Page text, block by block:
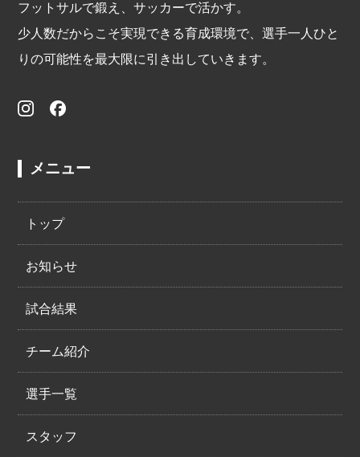
フットサルで鍛え、サッカーで活かす。
少人数だからこそ実現できる育成環境で、選手一人ひと
りの可能性を最大限に引き出していきます。
メニュー
トップ
お知らせ
試合結果
チーム紹介
選手一覧
スタッフ